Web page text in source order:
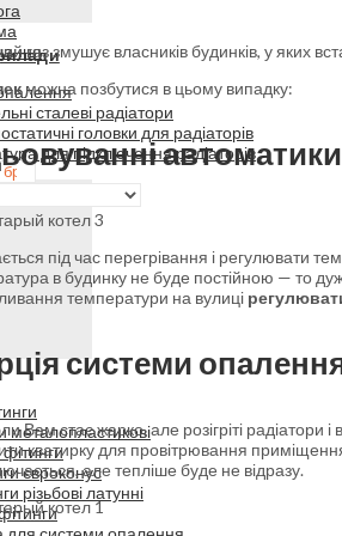
сталеві радіатори
головки для радіаторів
для підключення радіаторів
металопластикові
євроконус
різьбові латунні
газ змушує власників будинків, у яких
можна позбутися в цьому випадку:
під час перегрівання і регулювати
в будинку не буде постійною — то
температури на вулиці
системи
Вам стає жарко, але розігріті
кватирку для провітрювання
але тепліше буде не відразу.